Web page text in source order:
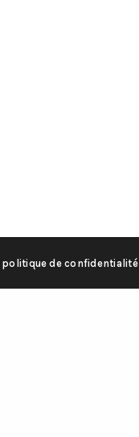
politique de confidentialité